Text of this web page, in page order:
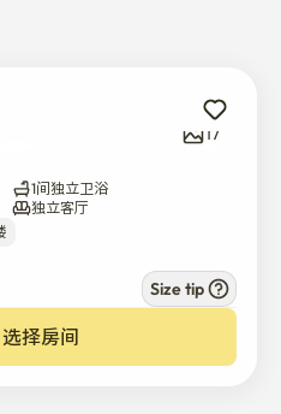
。
宿舍，重视清洁的写字楼。
店、硬币洗衣店
20~30分钟以内。汝矣岛车
17
1间独立卫浴
独立客厅
Size tip
选择房间